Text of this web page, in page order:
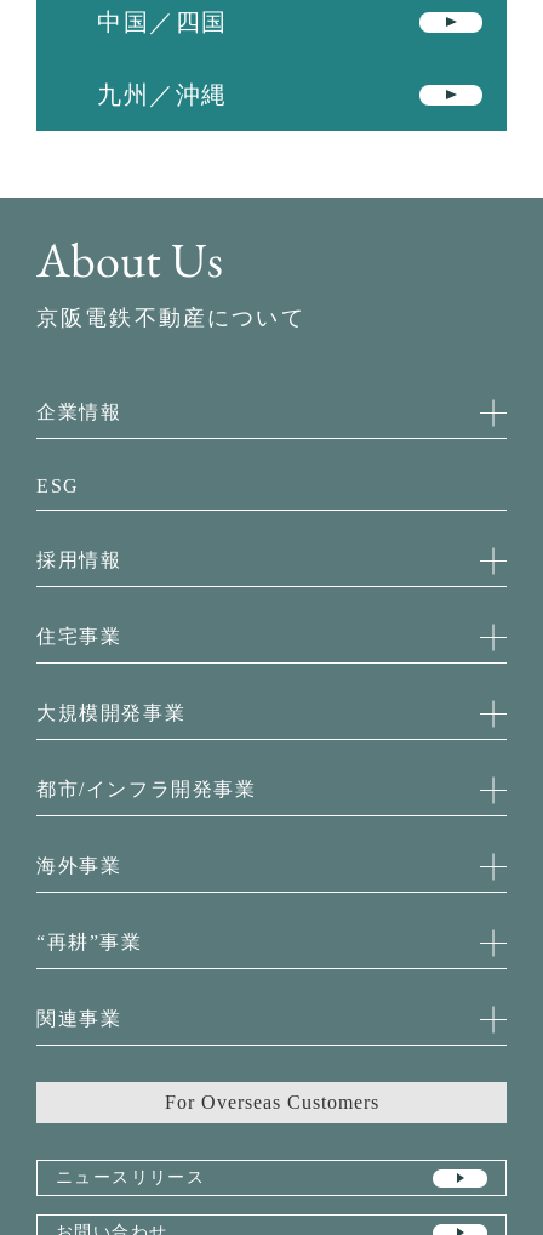
中国／四国
九州／沖縄
About Us
京阪電鉄不動産について
企業情報
役員一覧・組織図
会社案内
ESG
採用情報
新卒採用
住宅事業
新築分譲マンション
不動産仲介
新築賃貸レジデンス
大規模開発事業
枚方市駅周辺地区第一種市街地再開発事業
八幡インター南・​京田辺松井インター西
都市/インフラ開発事業
オフィスビル
物流倉庫
海外事業
The FINE Bangkok Thonglor-Ekamai
Claremont Hall
“再耕”事業
京町家事業
関連事業
不動産投資事業
環木 tamaki
For Overseas Customers
ニュースリリース